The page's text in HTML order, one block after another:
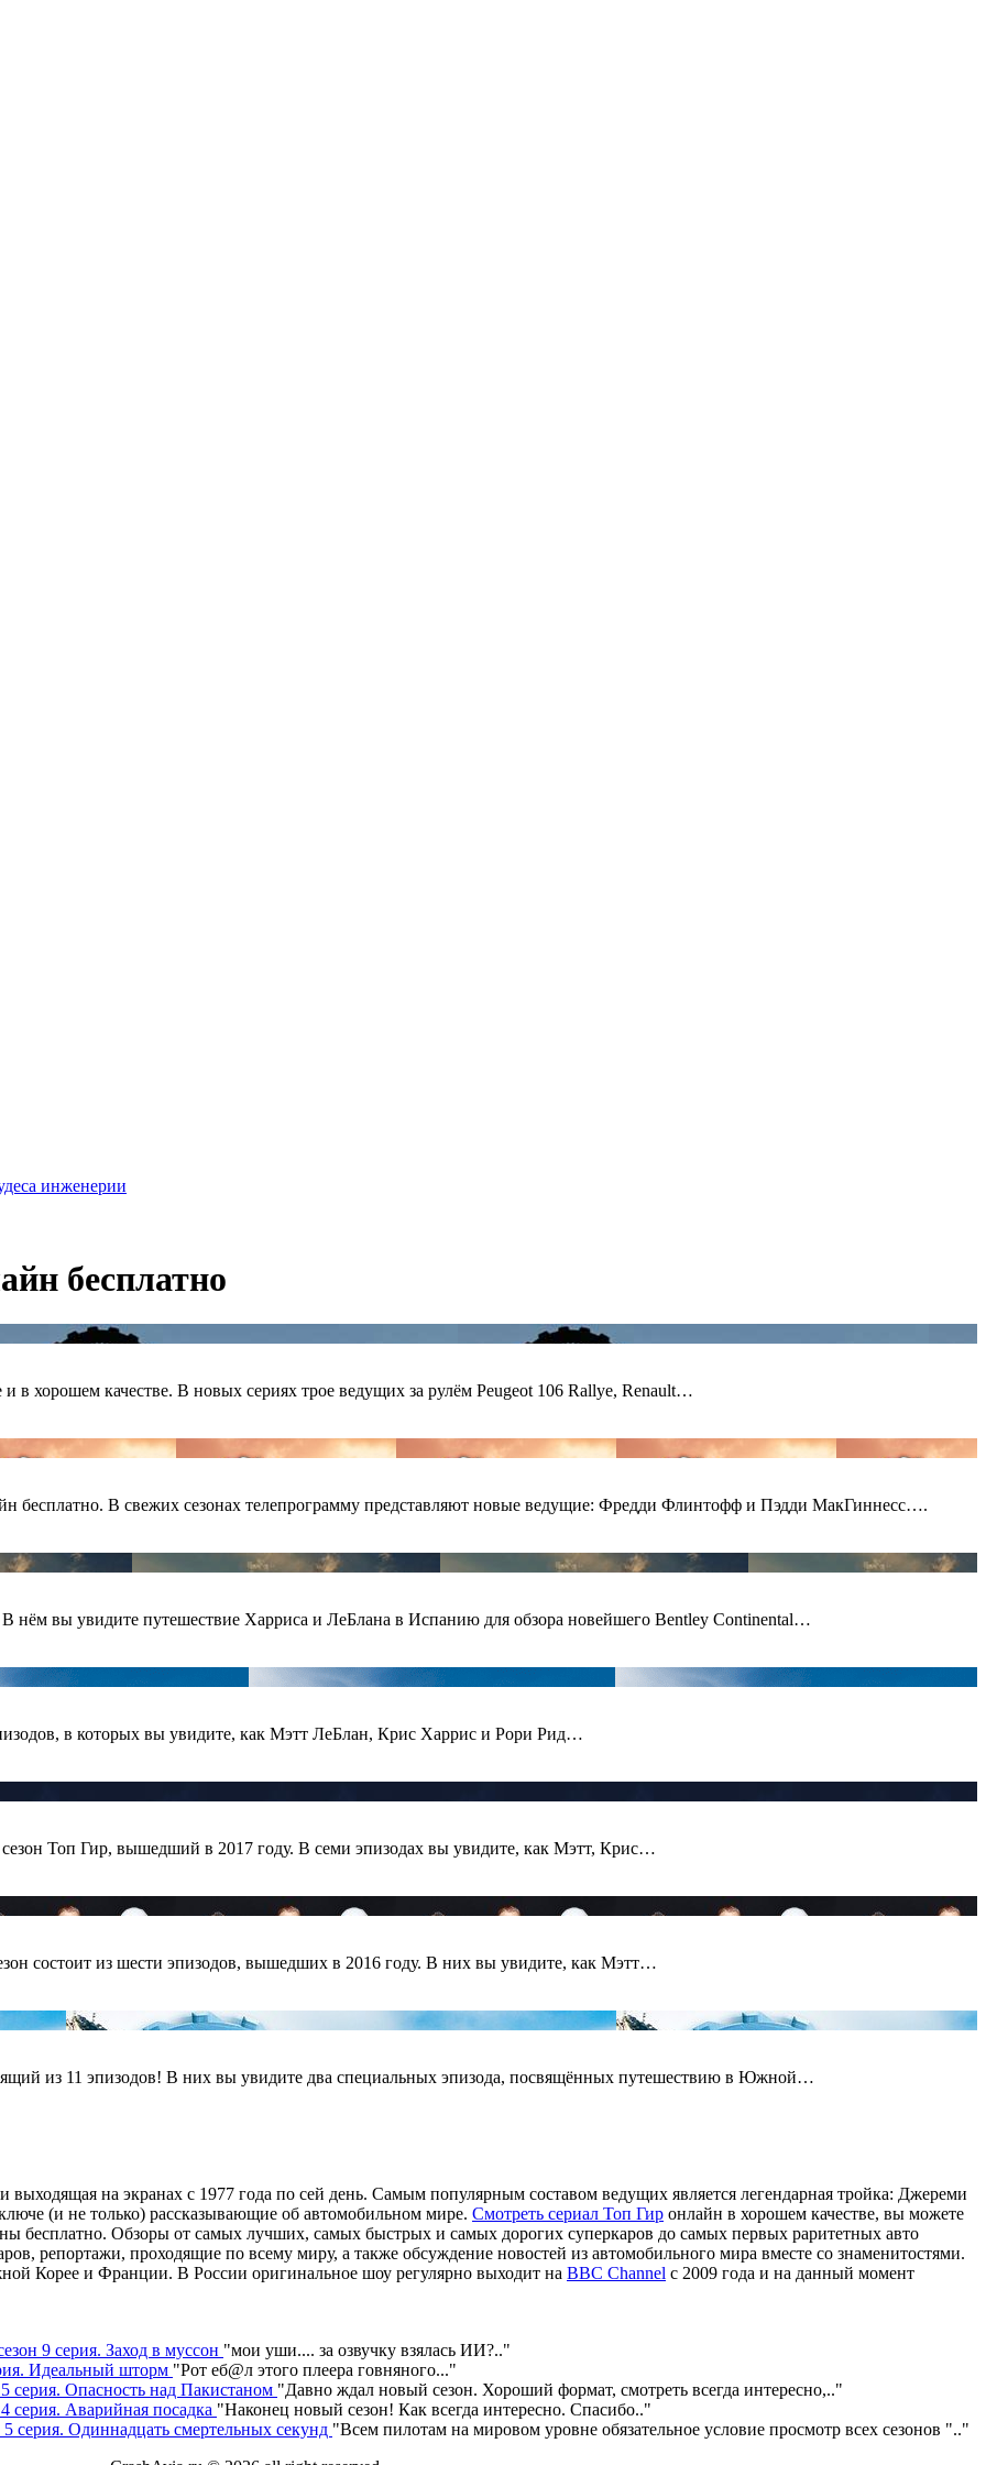
инженерии
бесплатно
в хорошем качестве. В новых сериях трое ведущих за рулём Peugeot 106 Rallye, Renault…
бесплатно. В свежих сезонах телепрограмму представляют новые ведущие: Фредди Флинтофф и Пэдди МакГиннесс….
нём вы увидите путешествие Харриса и ЛеБлана в Испанию для обзора новейшего Bentley Continental…
в которых вы увидите, как Мэтт ЛеБлан, Крис Харрис и Рори Рид…
Топ Гир, вышедший в 2017 году. В семи эпизодах вы увидите, как Мэтт, Крис…
состоит из шести эпизодов, вышедших в 2016 году. В них вы увидите, как Мэтт…
из 11 эпизодов! В них вы увидите два специальных эпизода, посвящённых путешествию в Южной…
выходящая на экранах с 1977 года по сей день. Самым популярным составом ведущих является легендарная тройка: Джереми
(и не только) рассказывающие об автомобильном мире. Смотреть сериал Топ Гир онлайн в хорошем качестве, вы можете
бесплатно. Обзоры от самых лучших, самых быстрых и самых дорогих суперкаров до самых первых раритетных авто
репортажи, проходящие по всему миру, а также обсуждение новостей из автомобильного мира вместе со знаменитостями.
Корее и Франции. В России оригинальное шоу регулярно выходит на BBC Channel с 2009 года и на данный момент
9 серия. Заход в муссон "мои уши.... за озвучку взялась ИИ?.."
Идеальный шторм "Рот еб@л этого плеера говняного..."
серия. Опасность над Пакистаном "Давно ждал новый сезон. Хороший формат, смотреть всегда интересно,.."
серия. Аварийная посадка "Наконец новый сезон! Как всегда интересно. Спасибо.."
5 серия. Одиннадцать смертельных секунд "Всем пилотам на мировом уровне обязательное условие просмотр всех сезонов ".."